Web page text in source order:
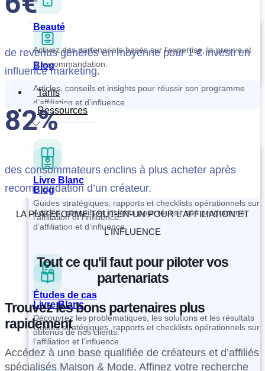
Blog
Articles, conseils et insights pour réussir son programme
d’affiliation et d’influence
Livre Blanc
Guides stratégiques, rapports et checklists opérationnels sur
l’affiliation et l’influence.
Études de cas
Découvrez les problématiques, les solutions et les résultats
obtenus de nos clients.
Beauté
Activez des partenariats basés sur l’expertise, la preuve et
la recommandation.
Tarifs
Ressources
Blog
Articles, conseils et insights pour réussir son programme
d’affiliation et d’influence
Livre Blanc
Guides stratégiques, rapports et checklists opérationnels sur
l’affiliation et l’influence.
de revenus générés en moyenne pour 1 € investi en
influence marketing.
82%
des consommateurs enclins à plus acheter après
recommandation d’un créateur.
LA PLATEFORME TOUT-EN-UN POUR L'AFFILIATION ET
L'INFLUENCE
Tout ce qu'il faut pour piloter vos
partenariats
Trouvez les bons partenaires plus
rapidement
Accédez à une base qualifiée de créateurs et d’affiliés
spécialisés Maison & Mode. Affinez votre recherche